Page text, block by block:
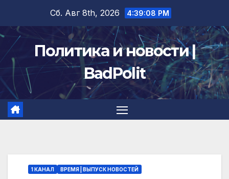
содержимому
Сб. Авг 8th, 2026 4:39:09 PM
Политика и новости |
BadPolit
1 КАНАЛ ВРЕМЯ | ВЫПУСК НОВОСТЕЙ